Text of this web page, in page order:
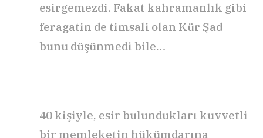
esirgemezdi. Fakat kahramanlık gibi
feragatin de timsali olan Kür Şad
bunu düşünmedi bile…
40 kişiyle, esir bulundukları kuvvetli
bir memleketin hükümdarına